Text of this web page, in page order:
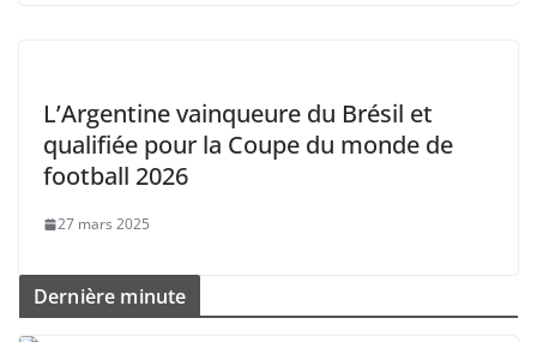
L’Argentine vainqueure du Brésil et
qualifiée pour la Coupe du monde de
football 2026
27 mars 2025
Dernière minute